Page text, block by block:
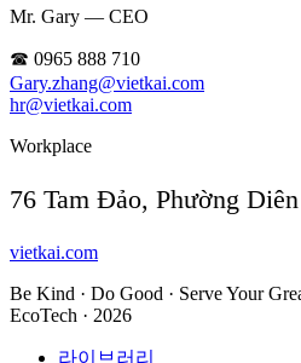
Mr. Gary — CEO
☎ 0965 888 710
Gary.zhang@vietkai.com
hr@vietkai.com
Workplace
76 Tam Đảo, Phường
vietkai.com
Be Kind · Do Good · Serve Your
EcoTech · 2026
라이브러리